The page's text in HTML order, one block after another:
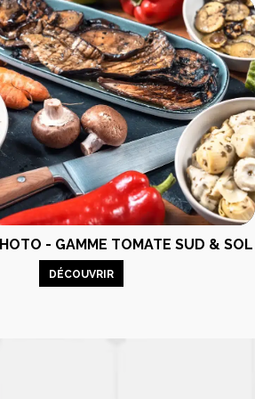
- GAMME TOMATE SUD & SOL
DÉCOUVRIR